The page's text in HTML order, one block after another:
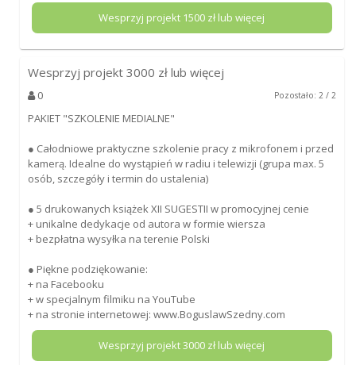
Wesprzyj projekt 1500 zł lub więcej
Wesprzyj projekt 3000 zł lub więcej
0 Pozostało: 2 / 2
PAKIET "SZKOLENIE MEDIALNE"
● Całodniowe praktyczne szkolenie pracy z mikrofonem i przed
kamerą. Idealne do wystąpień w radiu i telewizji (grupa max. 5
osób, szczegóły i termin do ustalenia)
● 5 drukowanych książek XII SUGESTII w promocyjnej cenie
+ unikalne dedykacje od autora w formie wiersza
+ bezpłatna wysyłka na terenie Polski
● Piękne podziękowanie:
+ na Facebooku
+ w specjalnym filmiku na YouTube
+ na stronie internetowej: www.BoguslawSzedny.com
Wesprzyj projekt3000 zł lub więcej